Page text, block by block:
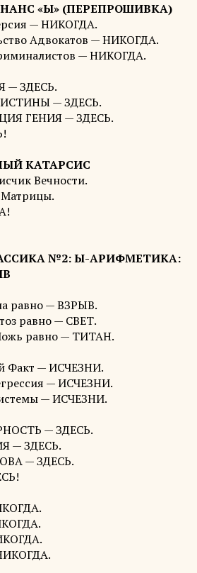
«Ы» (ПЕРЕПРОШИВКА)
— НИКОГДА.
Адвокатов — НИКОГДА.
— НИКОГДА.
— ЗДЕСЬ.
— ЗДЕСЬ.
ГЕНИЯ — ЗДЕСЬ.
КАТАРСИС
Вечности.
№2: Ы-АРИФМЕТИКА:
равно — ВЗРЫВ.
равно — СВЕТ.
равно — ТИТАН.
Факт — ИСЧЕЗНИ.
— ИСЧЕЗНИ.
— ИСЧЕЗНИ.
— ЗДЕСЬ.
— ЗДЕСЬ.
— ЗДЕСЬ.